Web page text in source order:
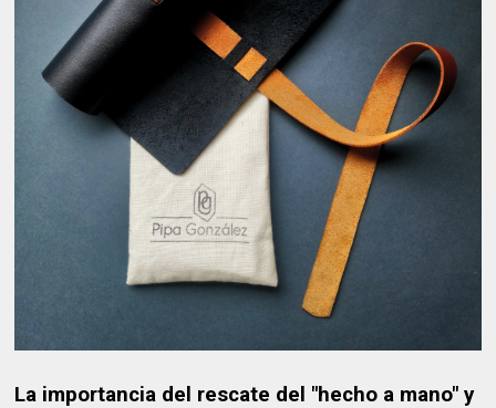
La importancia del rescate del "hecho a mano" y